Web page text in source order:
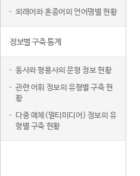
외래어와 혼종어의 언어명별 현황
정보별 구축 통계
동사와 형용사의 문형 정보 현황
관련 어휘 정보의 유형별 구축 현
황
다중 매체(멀티미디어) 정보의 유
형별 구축 현황